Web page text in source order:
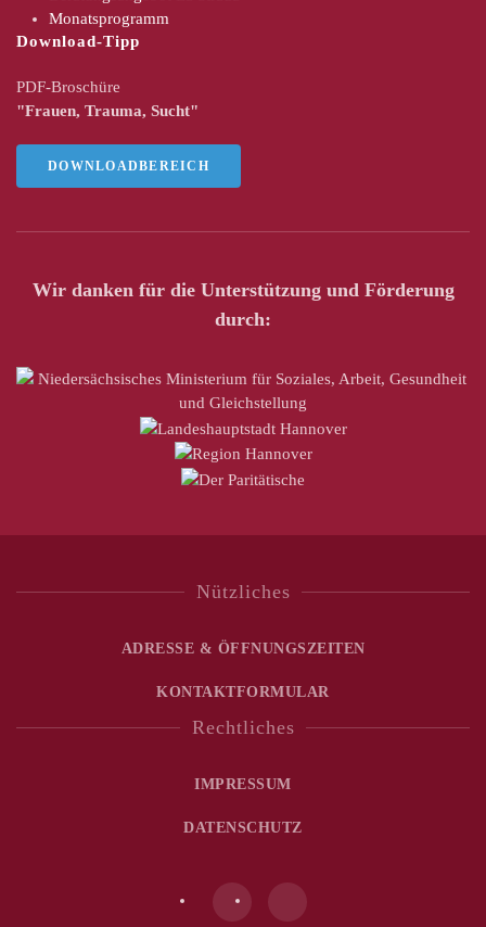
Monatsprogramm
Download-Tipp
PDF-Broschüre
"Frauen, Trauma, Sucht"
DOWNLOADBEREICH
Wir danken für die Unterstützung und Förderung
durch:
Nützliches
ADRESSE & ÖFFNUNGSZEITEN
KONTAKTFORMULAR
Rechtliches
IMPRESSUM
DATENSCHUTZ